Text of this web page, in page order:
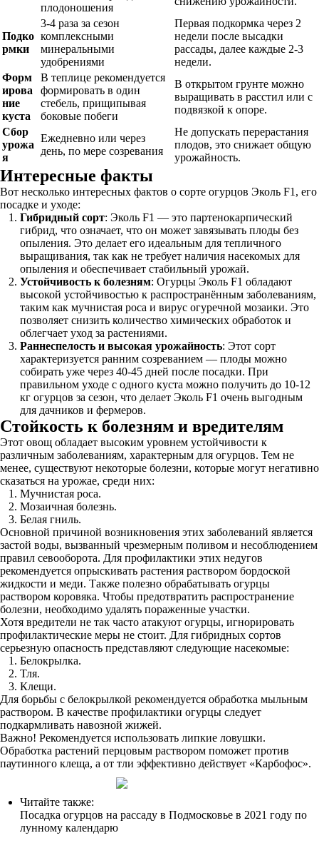
плодоношения
Подко
рмки
3-4 раза за сезон
комплексными
минеральными
удобрениями
Первая подкормка через 2
недели после высадки
рассады, далее каждые 2-3
недели.
Форм
ирова
ние
куста
В теплице рекомендуется
формировать в один
стебель, прищипывая
боковые побеги
В открытом грунте можно
выращивать в расстил или с
подвязкой к опоре.
Сбор
урожа
я
Ежедневно или через
день, по мере созревания
Не допускать перерастания
плодов, это снижает общую
урожайность.
Интересные факты
Вот несколько интересных фактов о сорте огурцов Эколь F1, его
посадке и уходе:
Гибридный сорт: Эколь F1 — это партенокарпический
гибрид, что означает, что он может завязывать плоды без
опыления. Это делает его идеальным для тепличного
выращивания, так как не требует наличия насекомых для
опыления и обеспечивает стабильный урожай.
Устойчивость к болезням: Огурцы Эколь F1 обладают
высокой устойчивостью к распространённым заболеваниям,
таким как мучнистая роса и вирус огуречной мозаики. Это
позволяет снизить количество химических обработок и
облегчает уход за растениями.
Раннеспелость и высокая урожайность: Этот сорт
характеризуется ранним созреванием — плоды можно
собирать уже через 40-45 дней после посадки. При
правильном уходе с одного куста можно получить до 10-12
кг огурцов за сезон, что делает Эколь F1 очень выгодным
для дачников и фермеров.
Стойкость к болезням и вредителям
Этот овощ обладает высоким уровнем устойчивости к
различным заболеваниям, характерным для огурцов. Тем не
менее, существуют некоторые болезни, которые могут негативно
сказаться на урожае, среди них:
Мучнистая роса.
Мозаичная болезнь.
Белая гниль.
Основной причиной возникновения этих заболеваний является
застой воды, вызванный чрезмерным поливом и несоблюдением
правил севооборота. Для профилактики этих недугов
рекомендуется опрыскивать растения раствором бордоской
жидкости и меди. Также полезно обрабатывать огурцы
раствором коровяка. Чтобы предотвратить распространение
болезни, необходимо удалять пораженные участки.
Хотя вредители не так часто атакуют огурцы, игнорировать
профилактические меры не стоит. Для гибридных сортов
серьезную опасность представляют следующие насекомые:
Белокрылка.
Тля.
Клещи.
Для борьбы с белокрылкой рекомендуется обработка мыльным
раствором. В качестве профилактики огурцы следует
подкармливать навозной жижей.
Важно! Рекомендуется использовать липкие ловушки.
Обработка растений перцовым раствором поможет против
паутинного клеща, а от тли эффективно действует «Карбофос».
Читайте также:
Посадка огурцов на рассаду в Подмосковье в 2021 году по
лунному календарю